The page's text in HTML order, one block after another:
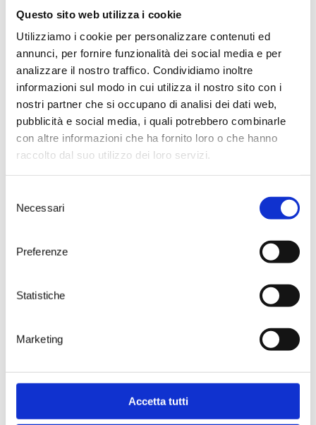
Questo sito web utilizza i cookie
Utilizziamo i cookie per personalizzare contenuti ed
annunci, per fornire funzionalità dei social media e per
analizzare il nostro traffico. Condividiamo inoltre
informazioni sul modo in cui utilizza il nostro sito con i
nostri partner che si occupano di analisi dei dati web,
pubblicità e social media, i quali potrebbero combinarle
con altre informazioni che ha fornito loro o che hanno
raccolto dal suo utilizzo dei loro servizi.
delNecessari
Preferenze
Statistiche
Marketing
Accetta tutti
Una medaglia che testimonia
ancora una volta la qualità del
primitivo della linea “Le Selezioni”
di Tenute Rubino, proprio nel
momento in cui fa il suo ingresso
sul mercato il formato magnum
dello stesso vino. Una bottiglia
dal design innovativo che
rappresenta il punto di partenza
ideale per una cena in
compagnia. Il suo packaging
accattivante saprà catturare
l’interesse degli ospiti già prima
presenti con il suo stile
inebriare la tavola con i profumi
inconfondibile, dai tannini
ml, dando vita a una linea di
in grado di trasmettere originalità
contraddistinguono pienamente
lo stile dei vini di Tenute Rubino.